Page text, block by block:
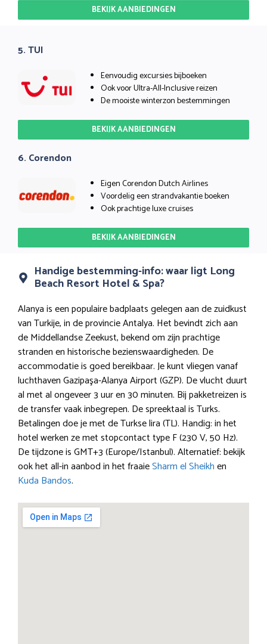
BEKIJK AANBIEDINGEN
5. TUI
Eenvoudig excursies bijboeken
Ook voor Ultra-All-Inclusive reizen
De mooiste winterzon bestemmingen
BEKIJK AANBIEDINGEN
6. Corendon
Eigen Corendon Dutch Airlines
Voordelig een strandvakantie boeken
Ook prachtige luxe cruises
BEKIJK AANBIEDINGEN
Handige bestemming-info: waar ligt Long
Beach Resort Hotel & Spa?
Alanya is een populaire badplaats gelegen aan de zuidkust
van Turkije, in de provincie Antalya. Het bevindt zich aan
de Middellandse Zeekust, bekend om zijn prachtige
stranden en historische bezienswaardigheden. De
accommodatie is goed bereikbaar. Je kunt vliegen vanaf
luchthaven Gazipaşa-Alanya Airport (GZP). De vlucht duurt
al met al ongeveer 3 uur en 30 minuten. Bij pakketreizen is
de transfer vaak inbegrepen. De spreektaal is Turks.
Betalingen doe je met de Turkse lira (TL). Handig: in het
hotel werken ze met stopcontact type F (230 V, 50 Hz).
De tijdzone is GMT+3 (Europe/Istanbul). Alternatief: bekijk
ook het all-in aanbod in het fraaieSharm el Sheikhen
Kuda Bandos.